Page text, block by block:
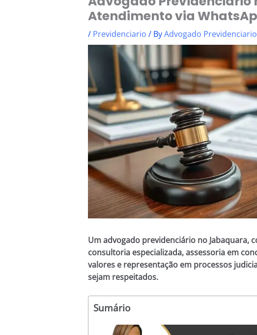
Atendimento via
/ Previdenciario / ByAdvogado Previdenciario
Um advogado previdenciário no Jabaquara,
consultoria especializada, assessoria em
valores e representação em processos
sejam respeitados.
Sumário